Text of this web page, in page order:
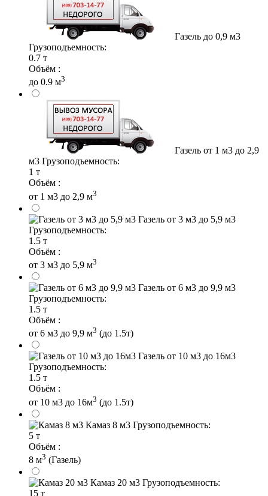
Газель до 0,9 м3
Грузоподъемность:
0.7 т
Объём :
до 0.9 м3
Газель от 1 м3 до 2,9
м3 Грузоподъемность:
1 т
Объём :
от 1 м3 до 2,9 м3
Газель от 3 м3 до 5,9 м3
Грузоподъемность:
1.5 т
Объём :
от 3 м3 до 5,9 м3
Газель от 6 м3 до 9,9 м3
Грузоподъемность:
1.5 т
Объём :
от 6 м3 до 9,9 м3 (до 1.5т)
Газель от 10 м3 до 16м3
Грузоподъемность:
1.5 т
Объём :
от 10 м3 до 16м3 (до 1.5т)
Камаз 8 м3 Грузоподъемность:
5 т
Объём :
8 м3 (Газель)
Камаз 20 м3 Грузоподъемность:
15 т